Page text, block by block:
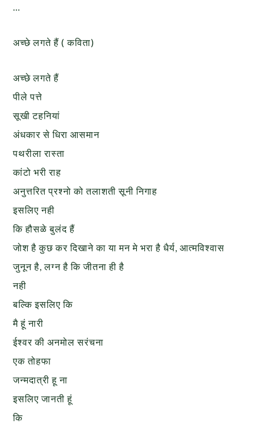
…
अच्छे लगते हैं ( कविता)
अच्छे लगते हैं
पीले पत्ते
सूखी टहनियां
अंधकार से धिरा आसमान
पथरीला रास्ता
कांटो भरी राह
अनुत्तरित प्रश्नो को तलाशती सूनी निगाह
इसलिए नही
कि हौसळे बुलंद हैं
जोश है कुछ कर दिखाने का या मन मे भरा है धैर्य, आत्मविश्वास
जुनून है, लग्न है कि जीतना ही है
नही
बल्कि इसलिए कि
मै हूं नारी
ईश्वर की अनमोल सरंचना
एक तोहफा
जन्मदात्री हू ना
इसलिए जानती हूं
कि